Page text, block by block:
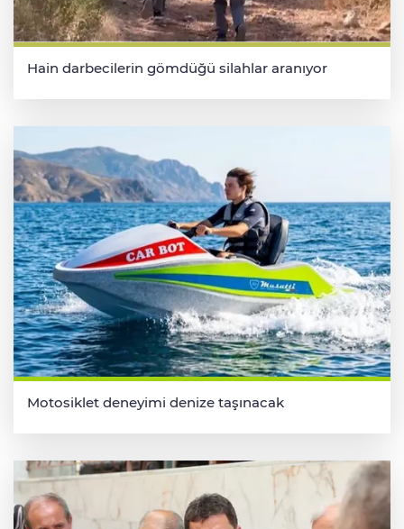
Hain darbecilerin gömdüğü silahlar aranıyor
Motosiklet deneyimi denize taşınacak